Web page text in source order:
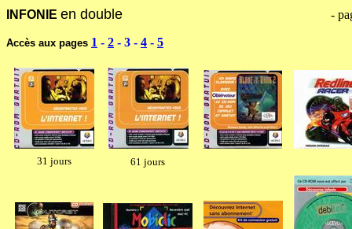
INFONIE en double -
Accès aux pages 1 - 2 - 3 - 4 - 5
31 jours 61 jours